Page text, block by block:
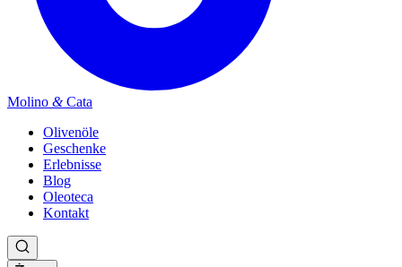
Molino &Cata
Olivenöle
Geschenke
Erlebnisse
Blog
Oleoteca
Kontakt